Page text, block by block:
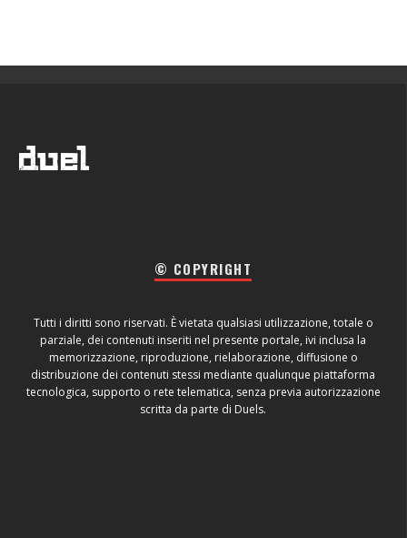
© COPYRIGHT
Tutti i diritti sono riservati. È vietata qualsiasi utilizzazione, totale o
parziale, dei contenuti inseriti nel presente portale, ivi inclusa la
memorizzazione, riproduzione, rielaborazione, diffusione o
distribuzione dei contenuti stessi mediante qualunque piattaforma
tecnologica, supporto o rete telematica, senza previa autorizzazione
scritta da parte di Duels.